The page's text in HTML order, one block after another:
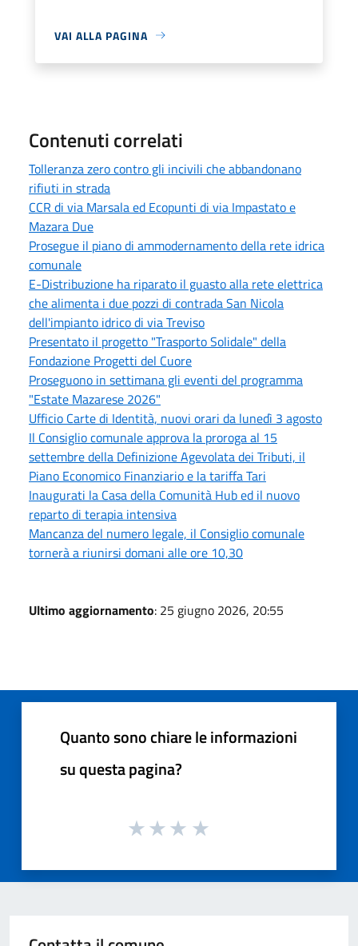
VAI ALLA PAGINA
Contenuti correlati
Tolleranza zero contro gli incivili che abbandonano
rifiuti in strada
CCR di via Marsala ed Ecopunti di via Impastato e
Mazara Due
Prosegue il piano di ammodernamento della rete idrica
comunale
E-Distribuzione ha riparato il guasto alla rete elettrica
che alimenta i due pozzi di contrada San Nicola
dell'impianto idrico di via Treviso
Presentato il progetto "Trasporto Solidale" della
Fondazione Progetti del Cuore
Proseguono in settimana gli eventi del programma
"Estate Mazarese 2026"
Ufficio Carte di Identità, nuovi orari da lunedì 3 agosto
Il Consiglio comunale approva la proroga al 15
settembre della Definizione Agevolata dei Tributi, il
Piano Economico Finanziario e la tariffa Tari
Inaugurati la Casa della Comunità Hub ed il nuovo
reparto di terapia intensiva
Mancanza del numero legale, il Consiglio comunale
tornerà a riunirsi domani alle ore 10,30
Ultimo aggiornamento: 25 giugno 2026, 20:55
Quanto sono chiare le informazioni
su questa pagina?